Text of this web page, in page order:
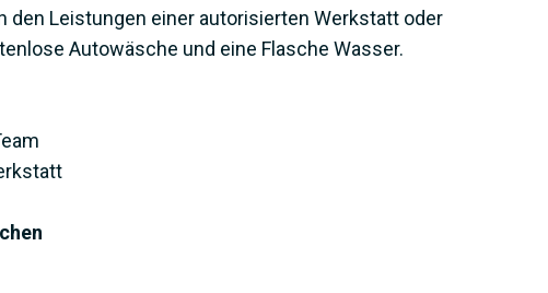
den Leistungen einer autorisierten Werkstatt oder
Autowäsche und eine Flasche Wasser.